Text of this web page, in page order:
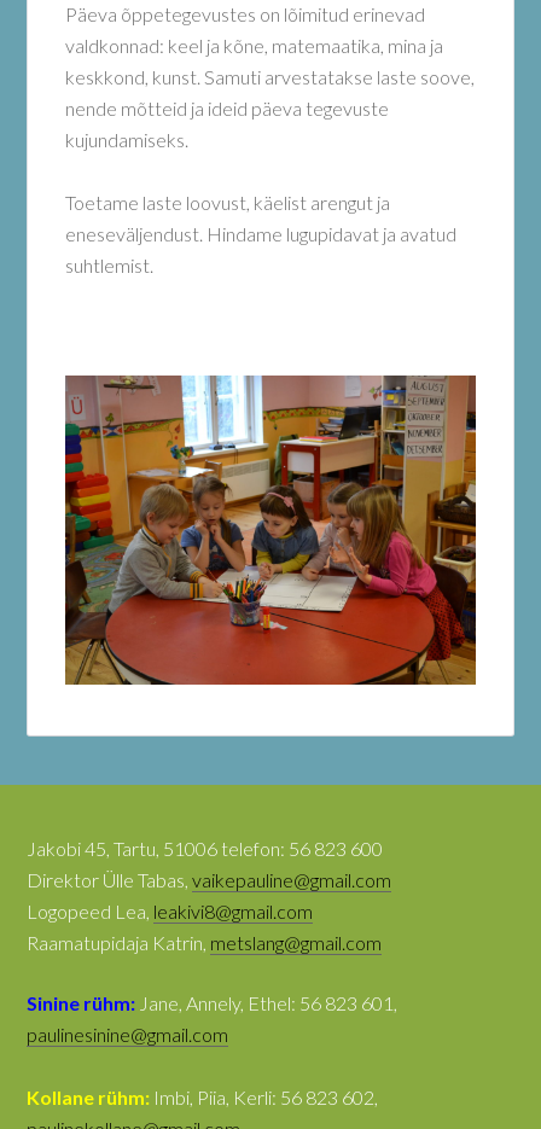
Päeva õppetegevustes on lõimitud erinevad
valdkonnad: keel ja kõne, matemaatika, mina ja
keskkond, kunst. Samuti arvestatakse laste soove,
nende mõtteid ja ideid päeva tegevuste
kujundamiseks.
Toetame laste loovust, käelist arengut ja
eneseväljendust. Hindame lugupidavat ja avatud
suhtlemist.
Jakobi 45, Tartu, 51006 telefon: 56 823 600
Direktor Ülle Tabas,vaikepauline@gmail.com
Logopeed Lea, leakivi8@gmail.com
Raamatupidaja Katrin, metslang@gmail.com
Sinine rühm: Jane, Annely, Ethel: 56 823 601,
paulinesinine@gmail.com
Kollane rühm: Imbi, Piia, Kerli: 56 823 602,